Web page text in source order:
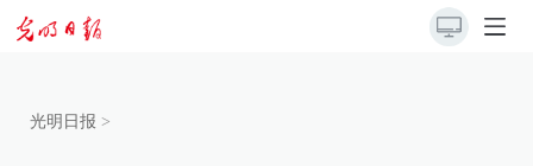
光明日报 >